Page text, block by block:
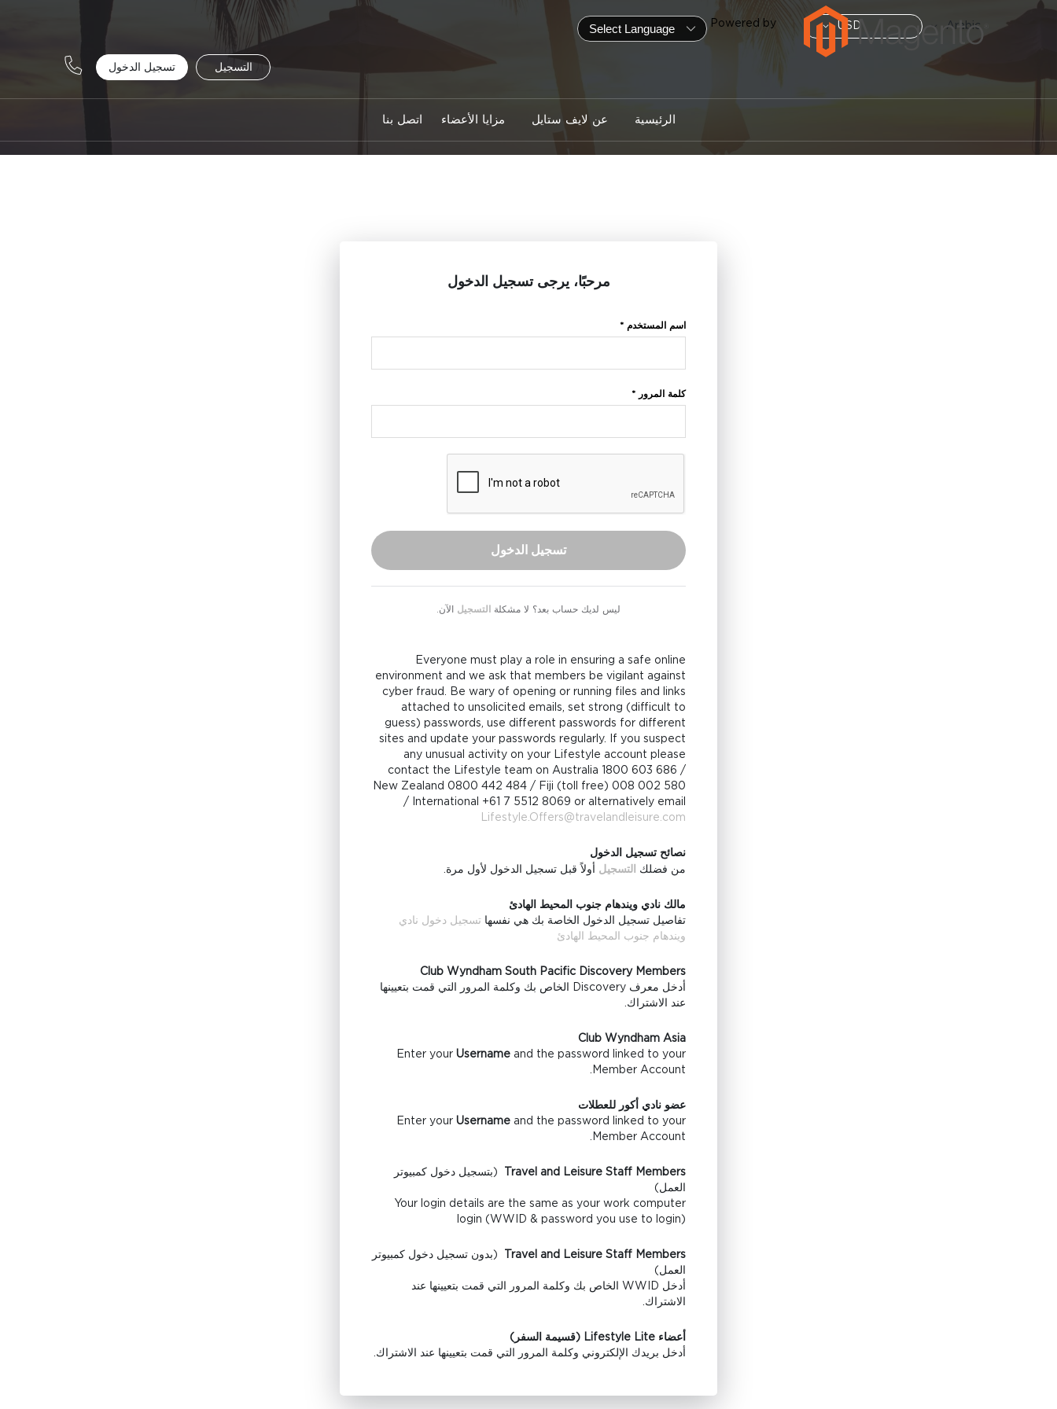
Powered by لغة
Arabic العملة USD
التسجيل تسجيل الدخول
الرئيسية عن لايف ستايل مزايا الأعضاء اتصل بنا
مرحبًا، يرجى تسجيل الدخول
اسم المستخدم *
كلمة المرور *
تسجيل الدخول
ليس لديك حساب بعد؟ لا مشكلة التسجيل الآن.
Everyone must play a role in ensuring a safe online
environment and we ask that members be vigilant against
cyber fraud. Be wary of opening or running files and links
attached to unsolicited emails, set strong (difficult to
guess) passwords, use different passwords for different
sites and update your passwords regularly. If you suspect
any unusual activity on your Lifestyle account please
contact the Lifestyle team on Australia 1800 603 686 /
New Zealand 0800 442 484 / Fiji (toll free) 008 002 580
/ International +61 7 5512 8069 or alternatively email
Lifestyle.Offers@travelandleisure.com
نصائح تسجيل الدخول
من فضلك
التسجيل أولاً قبل تسجيل الدخول لأول مرة.
مالك نادي ويندهام جنوب المحيط الهادئ
تفاصيل تسجيل الدخول الخاصة بك هي نفسها تسجيل دخول نادي
ويندهام جنوب المحيط الهادئ
Club Wyndham South Pacific Discovery Members
أدخل معرف Discovery الخاص بك وكلمة المرور التي قمت بتعيينها
عند الاشتراك.
Club Wyndham Asia
Enter your Username and the password linked to your
Member Account.
عضو نادي أكور للعطلات
Enter your Username and the password linked to your
Member Account.
Travel and Leisure Staff Members
(بتسجيل دخول كمبيوتر
العمل)
Your login details are the same as your work computer
login (WWID & password you use to login)
Travel and Leisure Staff Members
(بدون تسجيل دخول كمبيوتر
العمل)
أدخل WWID الخاص بك وكلمة المرور التي قمت بتعيينها عند
الاشتراك.
أعضاء Lifestyle Lite (قسيمة السفر)
أدخل بريدك الإلكتروني وكلمة المرور التي قمت بتعيينها عند الاشتراك.